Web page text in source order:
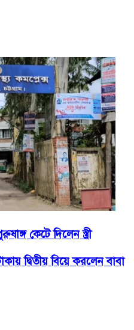
কেটে দিলেন স্ত্রী
দ্বিতীয় বিয়ে করলেন বাবা